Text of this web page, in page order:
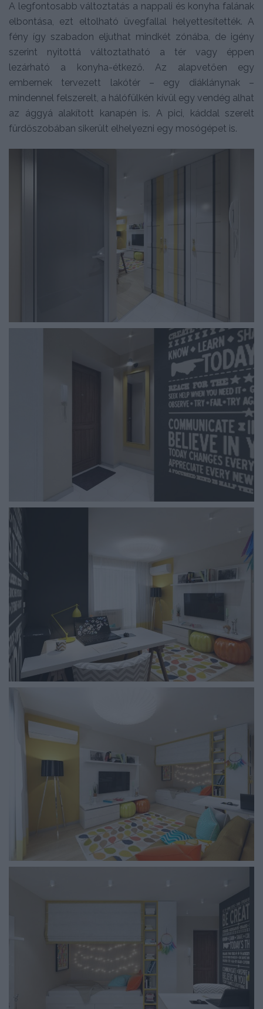
A legfontosabb változtatás a nappali és konyha falának
elbontása, ezt eltolható üvegfallal helyettesítették. A
fény így szabadon eljuthat mindkét zónába, de igény
szerint nyitottá változtatható a tér vagy éppen
lezárható a konyha-étkező. Az alapvetően egy
embernek tervezett lakótér – egy diáklánynak –
mindennel felszerelt, a hálófülkén kívül egy vendég alhat
az ággyá alakított kanapén is. A pici, káddal szerelt
fürdőszobában sikerült elhelyezni egy mosógépet is.